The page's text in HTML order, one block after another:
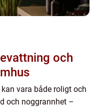
och
vara både roligt och
och noggrannhet –